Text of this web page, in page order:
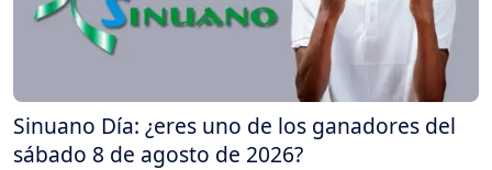
Sinuano Día: ¿eres uno de los ganadores del
sábado 8 de agosto de 2026?